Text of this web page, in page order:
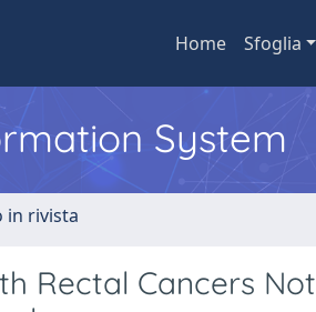
Home Sfoglia
System
in rivista
Rectal Cancers Not